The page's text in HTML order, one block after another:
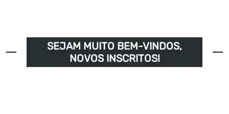
SEJAM MUITO BEM-VINDOS,
NOVOS INSCRITOS!